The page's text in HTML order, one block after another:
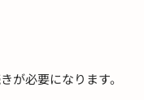
が必要になります。